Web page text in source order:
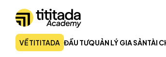
VỀ TITITADA ĐẦU TƯQUẢN LÝ GIA SẢNTÀI